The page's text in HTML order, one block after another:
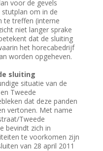
voor de gevels
stutplan om in de
te treffen (interne
niet langer sprake
dat de sluiting
het horecabedrijf
worden opgeheven.
sluiting
situatie van de
Tweede
dat deze panden
vertonen. Met name
Tweede
bevindt zich in
te voorkomen zijn
van 28 april 2011